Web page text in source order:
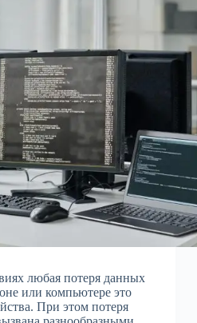
любая потеря данных
или компьютере это
При этом потеря